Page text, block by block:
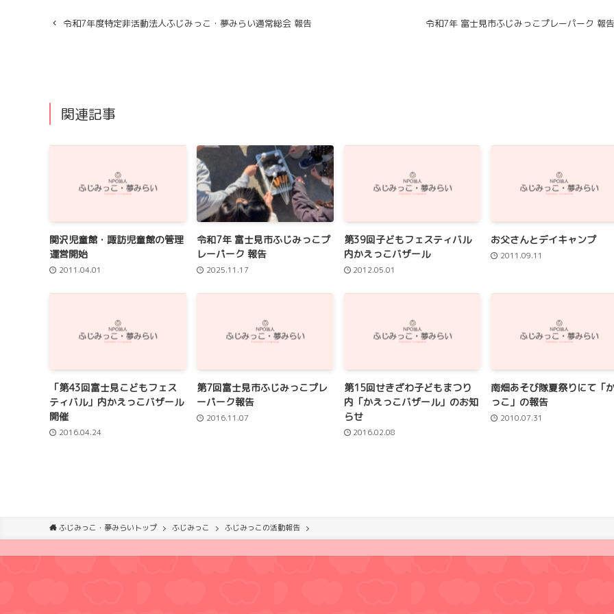
令和7年度特定非活動法人ふじみっこ・夢みらい通常総会 報告 令和7年 富士見市ふじみっこプレーパーク 報告
関連記事
関沢児童館・諏訪児童館の管理
運営開始
2011.04.01
令和7年 富士見市ふじみっこプ
レーパーク 報告
2025.11.17
第39回子どもフェスティバル
内かえっこバザール
2012.05.01
お父さんとデイキャンプ
2011.09.11
「第43回富士見こどもフェス
ティバル」内かえっこバザール
開催
2016.04.24
第7回富士見市ふじみっこプレ
ーパーク報告
2016.11.07
第15回せきざわ子どもまつり
内「かえっこバザール」のお知
らせ
2016.02.08
南畑あそび隊夏祭りにて「
っこ」の報告
2010.07.31
ふじみっこ・夢みらいトップ ふじみっこ ふじみっこの活動報告